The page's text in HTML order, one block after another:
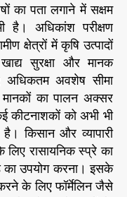
का पता लगाने में सक्षम
है। अधिकांश परीक्षण
क्षेत्रों में कृषि उत्पादों
सुरक्षा और मानक
अधिकतम अवशेष सीमा
का पालन अक्सर
कीटनाशकों को अभी भी
किसान और व्यापारी
रासायनिक स्प्रे का
का उपयोग करना। इसके
के लिए फॉर्मेलिन जैसे